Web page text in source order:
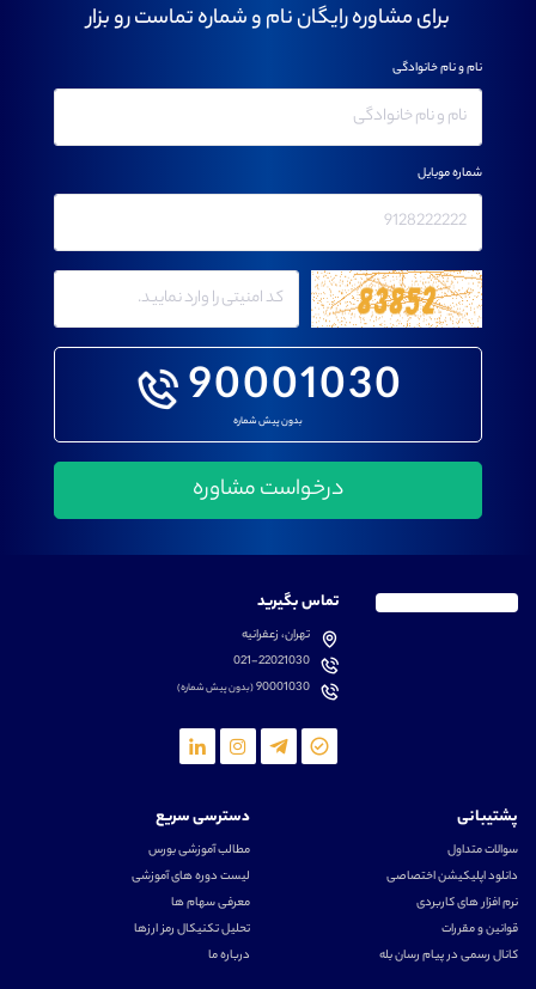
برای مشاوره رایگان نام و شماره تماست رو بزار
90001030
بدون پیش شماره
نام و نام خانوادگی
شماره موبایل
تماس بگیرید
تهران، زعفرانیه
021-22021030
90001030(بدون پیش شماره)
پشتیبانی
سوالات متداول
دانلود اپلیکیشن اختصاصی
نرم افزار های کاربردی
قوانین و مقررات
کانال رسمی در پیام رسان بله
دسترسی سریع
مطالب آموزشی بورس
لیست دوره های آموزشی
معرفی سهام ها
تحلیل تکنیکال رمز ارزها
درباره ما